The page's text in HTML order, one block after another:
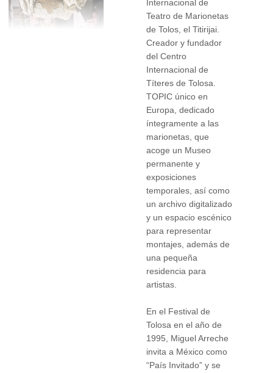
Internacional de
Teatro de Marionetas
de Tolos, el Titirijai.
Creador y fundador
del Centro
Internacional de
Títeres de Tolosa.
TOPIC único en
Europa, dedicado
íntegramente a las
marionetas, que
acoge un Museo
permanente y
exposiciones
temporales, así como
un archivo digitalizado
y un espacio escénico
para representar
montajes, además de
una pequeña
residencia para
artistas.
En el Festival de
Tolosa en el año de
1995, Miguel Arreche
invita a México como
“País Invitado” y se